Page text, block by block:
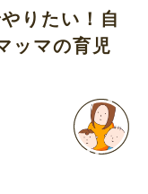
りたい！自
ッマの育児